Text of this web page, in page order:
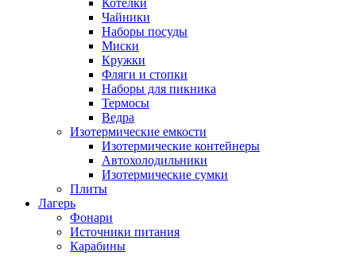
Котелки
Чайники
Наборы посуды
Миски
Кружки
Фляги и стопки
Наборы для пикника
Термосы
Ведра
Изотермические емкости
Изотермические контейнеры
Автохолодильники
Изотермические сумки
Плиты
Лагерь
Фонари
Источники питания
Карабины